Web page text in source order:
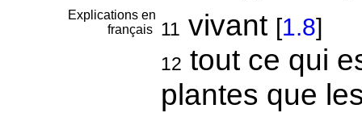
Explications en
français
11 vivant [1.8]
12 tout ce qui
plantes que